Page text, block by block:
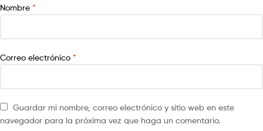
Nombre *
Correo electrónico *
Guardar mi nombre, correo electrónico y sitio web en este
navegador para la próxima vez que haga un comentario.